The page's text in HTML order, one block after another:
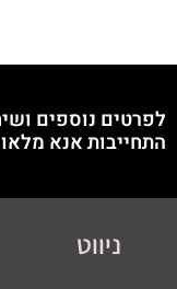
לפרטים נוספים
התחייבות אנא
ניווט